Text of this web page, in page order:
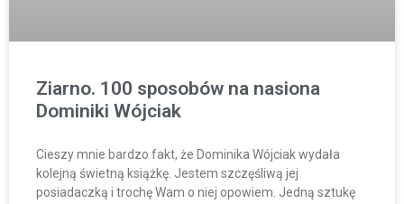
Ziarno. 100 sposobów na nasiona
Dominiki Wójciak
Cieszy mnie bardzo fakt, że Dominika Wójciak wydała
kolejną świetną książkę. Jestem szczęśliwą jej
posiadaczką i trochę Wam o niej opowiem. Jedną sztukę